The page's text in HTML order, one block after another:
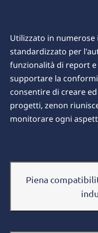
Utilizzato in
standardizzato per
funzionalità di report
supportare la
consentire di creare
progetti, zenon
monitorare ogni
Piena